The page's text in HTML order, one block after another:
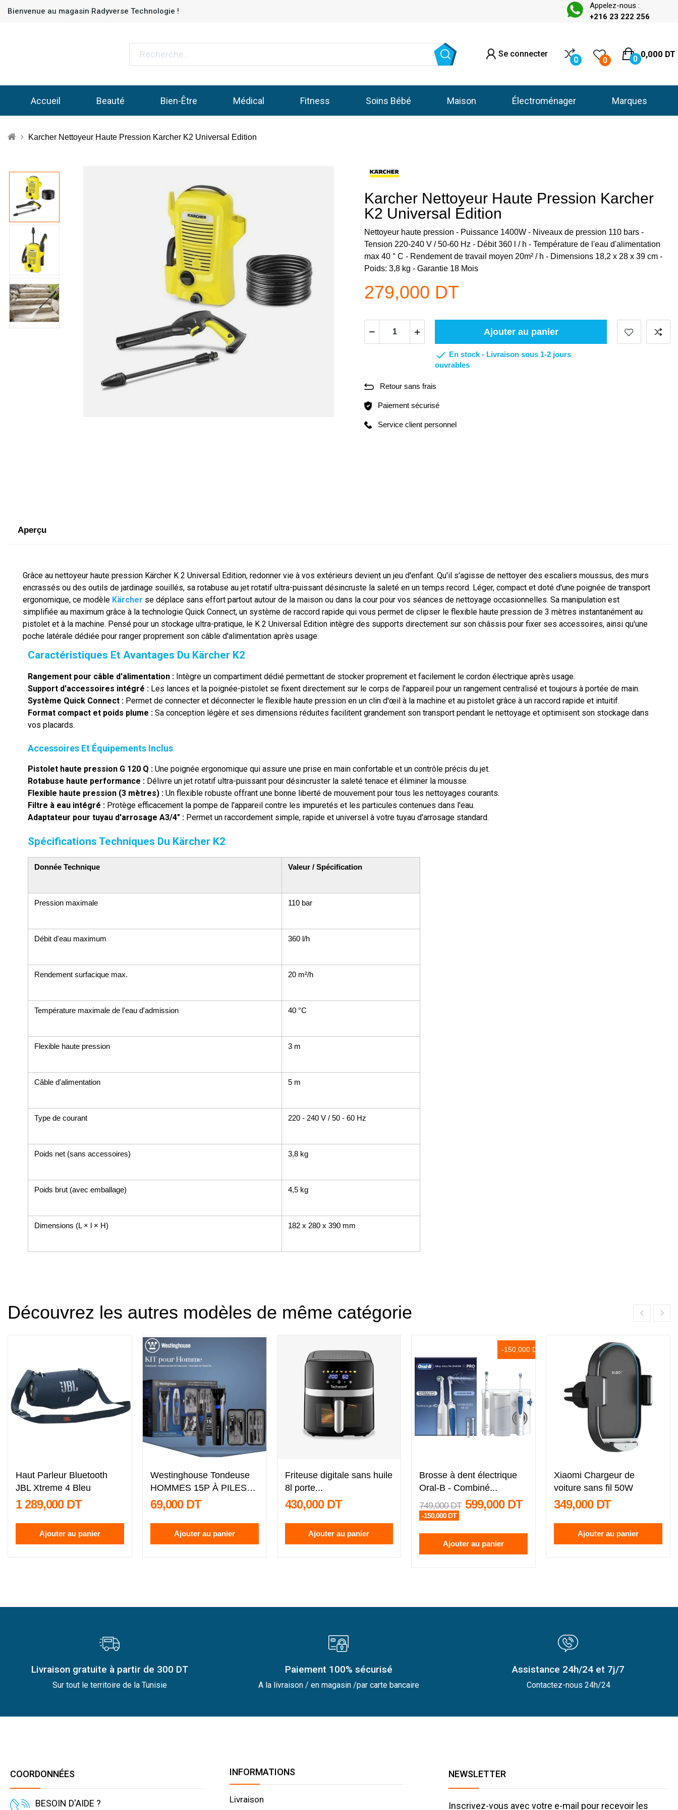
Bienvenue au magasin Radyverse Technologie !
Appelez-nous :
+216 23 222 256
Se connecter
0 0
0,000 DT
0
Accueil Beauté Bien-Être Médical Fitness Soins Bébé Maison Électroménager Marques
Karcher Nettoyeur Haute Pression Karcher K2 Universal Edition
Karcher Nettoyeur Haute Pression Karcher
K2 Universal Edition
Nettoyeur haute pression - Puissance 1400W - Niveaux de pression 110 bars -
Tension 220-240 V / 50-60 Hz - Débit 360 l / h - Température de l'eau d'alimentation
max 40 ° C - Rendement de travail moyen 20m² / h - Dimensions 18,2 x 28 x 39 cm -
Poids: 3,8 kg - Garantie 18 Mois
279,000 DT
Ajouter au panier
 En stock - Livraison sous 1-2 jours
ouvrables
Retour sans frais
Paiement sécurisé
Service client personnel
Aperçu
Grâce au nettoyeur haute pression Kärcher K 2 Universal Edition, redonner vie à vos extérieurs devient un jeu d'enfant. Qu'il s'agisse de nettoyer des escaliers moussus, des murs
encrassés ou des outils de jardinage souillés, sa rotabuse au jet rotatif ultra-puissant désincruste la saleté en un temps record. Léger, compact et doté d'une poignée de transport
ergonomique, ce modèle Kärcher se déplace sans effort partout autour de la maison ou dans la cour pour vos séances de nettoyage occasionnelles. Sa manipulation est
simplifiée au maximum grâce à la technologie Quick Connect, un système de raccord rapide qui vous permet de clipser le flexible haute pression de 3 mètres instantanément au
pistolet et à la machine. Pensé pour un stockage ultra-pratique, le K 2 Universal Edition intègre des supports directement sur son châssis pour fixer ses accessoires, ainsi qu'une
poche latérale dédiée pour ranger proprement son câble d'alimentation après usage.
Caractéristiques Et Avantages Du Kärcher K2
Rangement pour câble d'alimentation : Intègre un compartiment dédié permettant de stocker proprement et facilement le cordon électrique après usage.
Support d'accessoires intégré : Les lances et la poignée-pistolet se fixent directement sur le corps de l'appareil pour un rangement centralisé et toujours à portée de main.
Système Quick Connect : Permet de connecter et déconnecter le flexible haute pression en un clin d'œil à la machine et au pistolet grâce à un raccord rapide et intuitif.
Format compact et poids plume : Sa conception légère et ses dimensions réduites facilitent grandement son transport pendant le nettoyage et optimisent son stockage dans
vos placards.
Accessoires Et Équipements Inclus
Pistolet haute pression G 120 Q : Une poignée ergonomique qui assure une prise en main confortable et un contrôle précis du jet.
Rotabuse haute performance : Délivre un jet rotatif ultra-puissant pour désincruster la saleté tenace et éliminer la mousse.
Flexible haute pression (3 mètres) : Un flexible robuste offrant une bonne liberté de mouvement pour tous les nettoyages courants.
Filtre à eau intégré : Protège efficacement la pompe de l'appareil contre les impuretés et les particules contenues dans l'eau.
Adaptateur pour tuyau d'arrosage A3/4" : Permet un raccordement simple, rapide et universel à votre tuyau d'arrosage standard.
Spécifications Techniques Du Kärcher K2
Donnée Technique Valeur / Spécification
Pression maximale 110 bar
Débit d'eau maximum 360 l/h
Rendement surfacique max. 20 m²/h
Température maximale de l'eau d'admission 40 °C
Flexible haute pression 3 m
Câble d'alimentation 5 m
Type de courant 220 - 240 V / 50 - 60 Hz
Poids net (sans accessoires) 3,8 kg
Poids brut (avec emballage) 4,5 kg
Dimensions (L × l × H) 182 x 280 x 390 mm
Découvrez les autres modèles de même catégorie
Haut Parleur Bluetooth
JBL Xtreme 4 Bleu
1 289,000 DT
Ajouter au panier
Westinghouse Tondeuse
HOMMES 15P À PILES
WH2301
69,000 DT
Ajouter au panier
Friteuse digitale sans huile
8l porte...
430,000 DT
Ajouter au panier
-150,000 DT
Brosse à dent électrique
Oral-B - Combiné...
749,000 DT 599,000 DT
-150,000 DT
Ajouter au panier
Xiaomi Chargeur de
voiture sans fil 50W
349,000 DT
Ajouter au panier
Livraison gratuite à partir de 300 DT
Sur tout le territoire de la Tunisie
Paiement 100% sécurisé
A la livraison / en magasin /par carte bancaire
Assistance 24h/24 et 7j/7
Contactez-nous 24h/24
COORDONNÉES
BESOIN D'AIDE ?
INFORMATIONS
Livraison
NEWSLETTER
Inscrivez-vous avec votre e-mail pour recevoir les